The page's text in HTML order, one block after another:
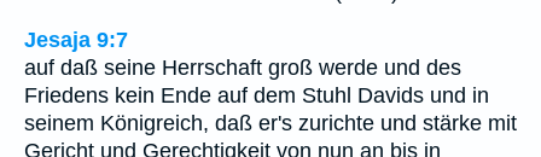
Jesaja 9:7
auf daß seine Herrschaft groß werde und des
Friedens kein Ende auf dem Stuhl Davids und in
seinem Königreich, daß er's zurichte und stärke mit
Gericht und Gerechtigkeit von nun an bis in